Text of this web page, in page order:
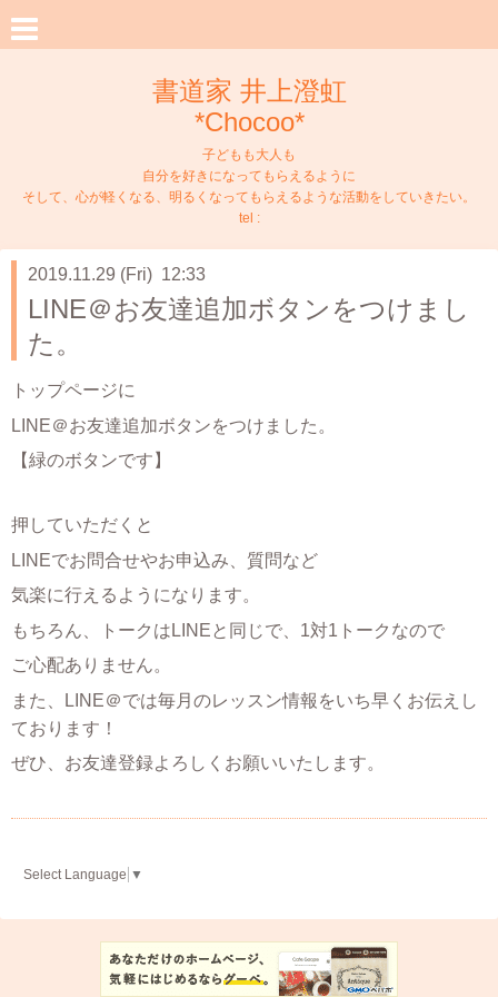
書道家 井上澄虹
*Chocoo*
子どもも大人も
自分を好きになってもらえるように
そして、心が軽くなる、明るくなってもらえるような活動をしていきたい。
tel :
2019.11.29 (Fri) 12:33
LINE＠お友達追加ボタンをつけまし
た。
トップページに
LINE＠お友達追加ボタンをつけました。
【緑のボタンです】
押していただくと
LINEでお問合せやお申込み、質問など
気楽に行えるようになります。
もちろん、トークはLINEと同じで、1対1トークなので
ご心配ありません。
また、LINE＠では毎月のレッスン情報をいち早くお伝えし
ております！
ぜひ、お友達登録よろしくお願いいたします。
Select Language ▼